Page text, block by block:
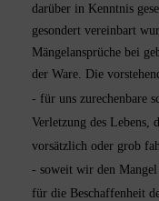
darüber in Kenntnis
gesondert vereinbart
Mängelansprüche bei
der Ware. Die
- für uns zurechenbare
Verletzung des Lebens,
vorsätzlich oder grob
- soweit wir den
für die Beschaffenheit